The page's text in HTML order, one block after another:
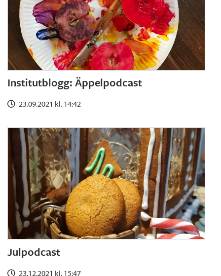
Institutblogg: Äppelpodcast
23.09.2021 kl. 14:42
Julpodcast
23.12.2021 kl. 15:47